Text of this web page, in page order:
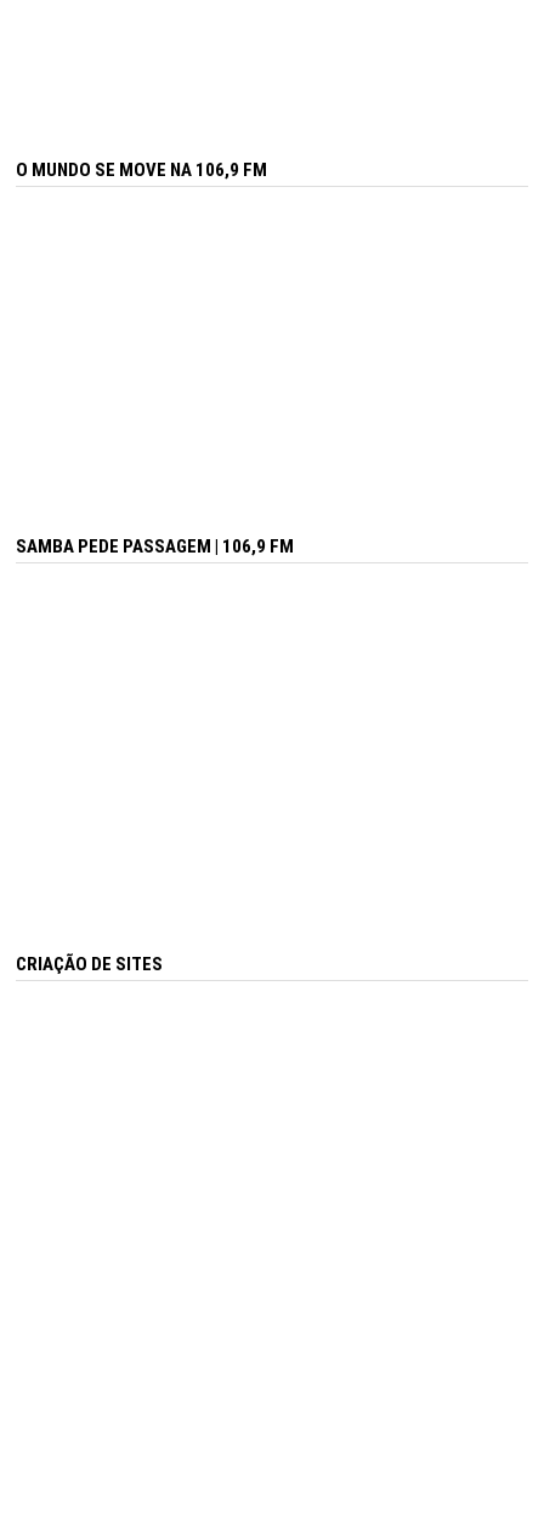
O MUNDO SE MOVE NA 106,9 FM
SAMBA PEDE PASSAGEM | 106,9 FM
CRIAÇÃO DE SITES